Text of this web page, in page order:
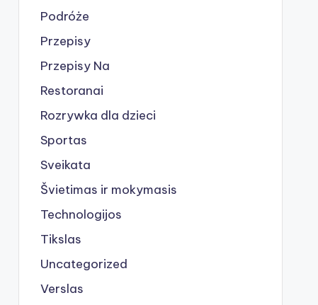
Podróże
Przepisy
Przepisy Na
Restoranai
Rozrywka dla dzieci
Sportas
Sveikata
Švietimas ir mokymasis
Technologijos
Tikslas
Uncategorized
Verslas